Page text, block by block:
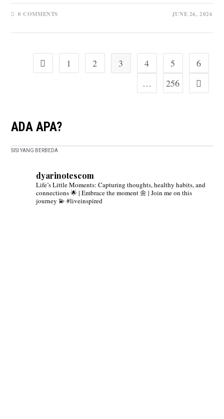
0 COMMENTS JUNE 26, 2026
Go to the previous page
1 2 3 4 5
6
…
256 Go to
ADA APA?
SISI YANG BERBEDA
dyarinotescom
Life’s Little Moments: Capturing thoughts, healthy habits, and
connections 🌟 | Embrace the moment 🌼 | Join me on this
journey 💫 #liveinspired